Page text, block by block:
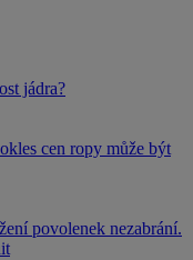
jádra?
cen ropy může být
povolenek nezabrání.